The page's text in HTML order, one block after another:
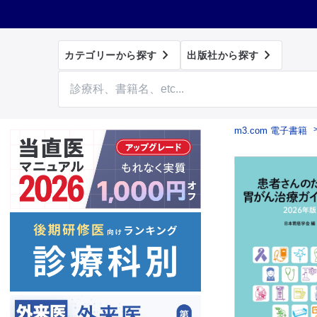
カテゴリーから探す  出版社から探す 
m3.com 電子書籍